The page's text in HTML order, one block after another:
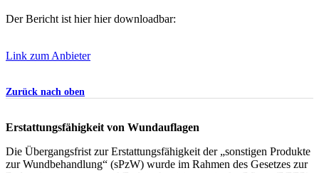
Der Bericht ist hier hier downloadbar:
Link zum Anbieter
Zurück nach oben
Erstattungsfähigkeit von Wundauflagen
Die Übergangsfrist zur Erstattungsfähigkeit der „sonstigen Produkte
zur Wundbehandlung“ (sPzW) wurde im Rahmen des Gesetzes zur